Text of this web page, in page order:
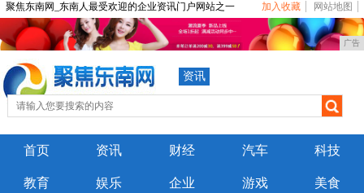
聚焦东南网_东南人最受欢迎的企业资讯门户网站之一 加入收藏 网站地图
广告
资讯
首页 资讯 财经 汽车 科技
教育 娱乐 企业 游戏 美食